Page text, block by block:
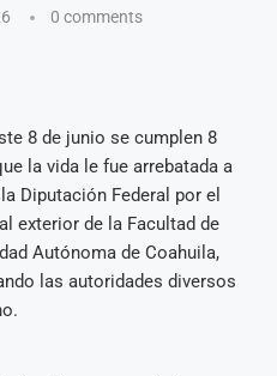
0 comments
8 de junio se cumplen 8
la vida le fue arrebatada a
Diputación Federal por el
exterior de la Facultad de
Autónoma de Coahuila,
las autoridades diversos